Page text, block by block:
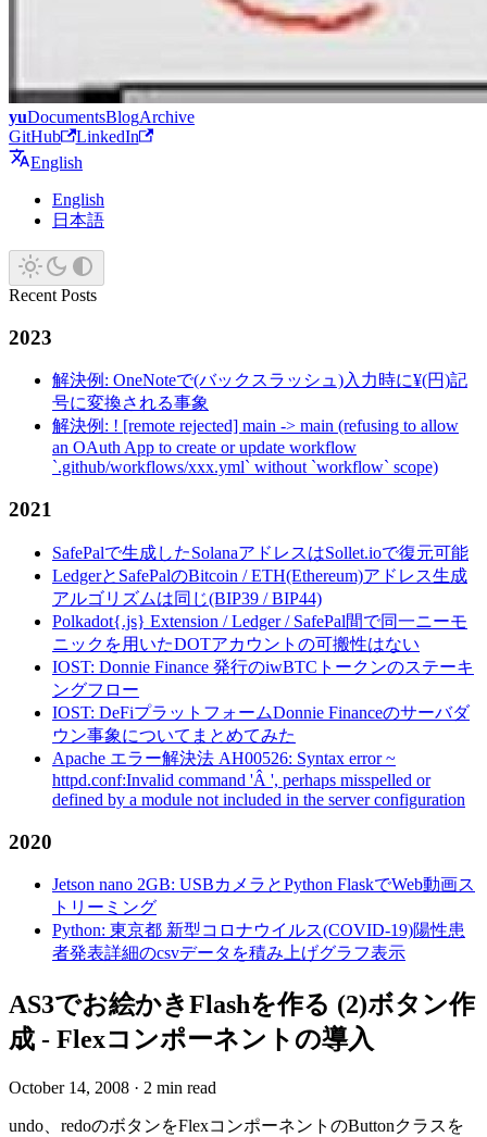
yuDocumentsBlogArchive
GitHub
LinkedIn
English
English
日本語
Recent Posts
2023
解決例: OneNoteで(バックスラッシュ)入力時に¥(円)記
号に変換される事象
解決例: ! [remote rejected] main -> main (refusing to allow
an OAuth App to create or update workflow
`.github/workflows/xxx.yml` without `workflow` scope)
2021
SafePalで生成したSolanaアドレスはSollet.ioで復元可能
LedgerとSafePalのBitcoin / ETH(Ethereum)アドレス生成
アルゴリズムは同じ(BIP39 / BIP44)
Polkadot{.js} Extension / Ledger / SafePal間で同一ニーモ
ニックを用いたDOTアカウントの可搬性はない
IOST: Donnie Finance 発行のiwBTCトークンのステーキ
ングフロー
IOST: DeFiプラットフォームDonnie Financeのサーバダ
ウン事象についてまとめてみた
Apache エラー解決法 AH00526: Syntax error ~
httpd.conf:Invalid command 'Â ', perhaps misspelled or
defined by a module not included in the server configuration
2020
Jetson nano 2GB: USBカメラとPython FlaskでWeb動画ス
トリーミング
Python: 東京都 新型コロナウイルス(COVID-19)陽性患
者発表詳細のcsvデータを積み上げグラフ表示
AS3でお絵かきFlashを作る (2)ボタン作
成 - Flexコンポーネントの導入
October 14, 2008 · 2 min read
undo、redoのボタンをFlexコンポーネントのButtonクラスを